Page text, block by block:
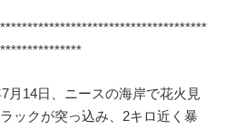
月14日、ニースの海岸で花火見
ックが突っ込み、2キロ近く暴